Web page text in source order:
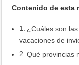
Contenido de esta
¿Cuáles son
vacaciones de
Qué provincias